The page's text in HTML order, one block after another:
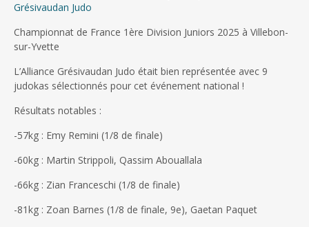
Grésivaudan Judo
Championnat de France 1ère Division Juniors 2025 à Villebon-
sur-Yvette
L’Alliance Grésivaudan Judo était bien représentée avec 9
judokas sélectionnés pour cet événement national !
Résultats notables :
-57kg : Emy Remini (1/8 de finale)
-60kg : Martin Strippoli, Qassim Abouallala
-66kg : Zian Franceschi (1/8 de finale)
-81kg : Zoan Barnes (1/8 de finale, 9e), Gaetan Paquet